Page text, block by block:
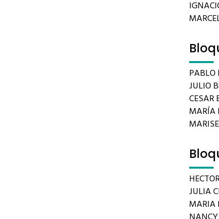
PABLO
JULIO
MARÍA
JULIA
MARIA